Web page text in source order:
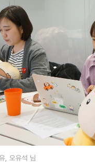
, 오유석 님